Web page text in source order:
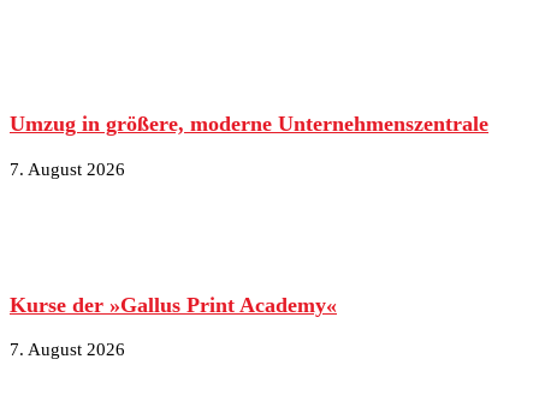
Umzug in größere, moderne Unternehmenszentrale
7. August 2026
Kurse der »Gallus Print Academy«
7. August 2026